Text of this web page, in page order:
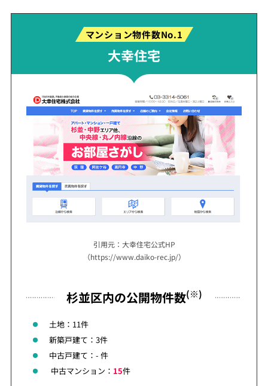
マンション物件数No.1
大幸住宅
引用元：大幸住宅公式HP
（https://www.daiko-rec.jp/）
杉並区内の公開物件数(※)
土地：11件
新築戸建て：3件
中古戸建て：- 件
中古マンション： 15件